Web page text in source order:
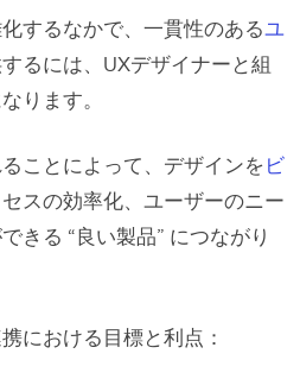
相手とは？
におけるDesignOpsの
コミュニケーションと
向上
連携の促進
するなかで、一貫性のあるユ
るには、UXデザイナーと組
ります。
ことによって、デザインを ビ
スの効率化、ユーザーのニー
きる “良い製品” につながり
における目標と利点：